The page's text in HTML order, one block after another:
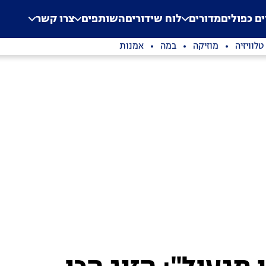
Application error: a
. כפוליםמדורים לוח שידוריםהשותפים צרו קשר
טלוויזיה מוזיקה במה אמנות